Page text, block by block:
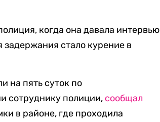
когда она давала интервью
стало курение в
на пять суток по
сотруднику полиции, сообщал
в районе, где проходила